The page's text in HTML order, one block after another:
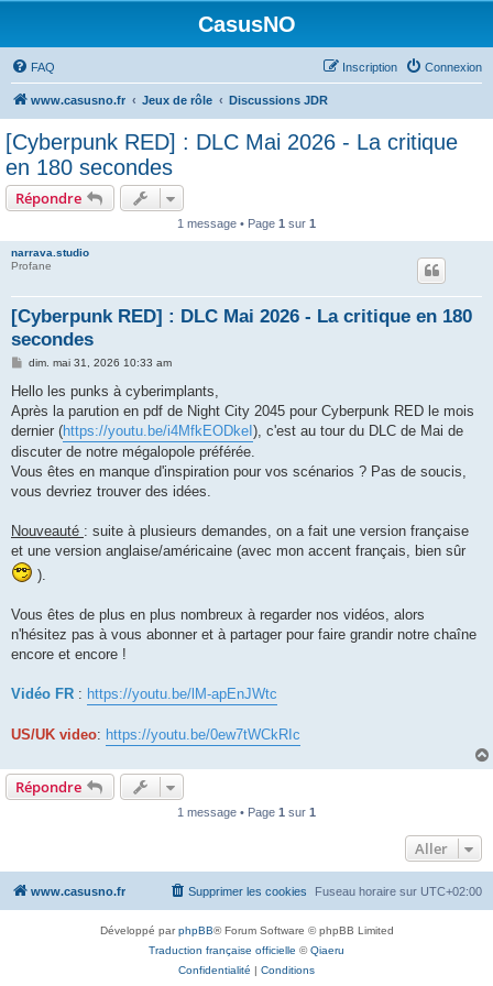
CasusNO
FAQ Connexion
Inscription
www.casusno.fr Jeux de rôle Discussions JDR
[Cyberpunk RED] : DLC Mai 2026 - La critique
en 180 secondes
Répondre
1 message • Page 1 sur 1
narrava.studio
Profane
[Cyberpunk RED] : DLC Mai 2026 - La critique en 180
secondes
M
s
a
g
dim. mai 31, 2026 10:33 am
Hello les punks à cyberimplants,
Après la parution en pdf de Night City 2045 pour Cyberpunk RED le mois
dernier (https://youtu.be/i4MfkEODkeI ), c'est au tour du DLC de Mai de
discuter de notre mégalopole préférée.
Vous êtes en manque d'inspiration pour vos scénarios ? Pas de soucis,
vous devriez trouver des idées.
Nouveauté : suite à plusieurs demandes, on a fait une version française
et une version anglaise/américaine (avec mon accent français, bien sûr
).
Vous êtes de plus en plus nombreux à regarder nos vidéos, alors
n'hésitez pas à vous abonner et à partager pour faire grandir notre chaîne
encore et encore !
Vidéo FR : https://youtu.be/lM-apEnJWtc
US/UK video: https://youtu.be/0ew7tWCkRIc
Répondre
1 message • Page 1 sur 1
Aller
www.casusno.fr Fuseau horaire sur UTC+02:00
Supprimer les cookies
Développé parphpBB® Forum Software © phpBB Limited
Traduction française officielle ©Qiaeru
Confidentialité | Conditions